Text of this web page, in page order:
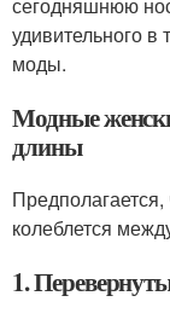
удивительного в
моды.
Модные
длины
колеблется
1.